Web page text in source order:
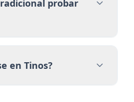
probar
en Tinos?